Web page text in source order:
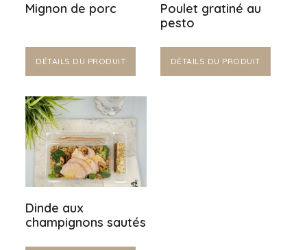
Mignon de porc
DÉTAILS DU PRODUIT
Poulet gratiné au
pesto
DÉTAILS DU PRODUIT
Dinde aux
champignons sautés